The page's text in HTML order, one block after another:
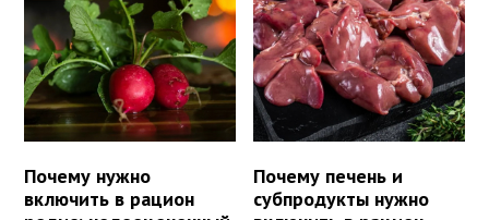
Почему нужно
включить в рацион
Почему печень и
субпродукты нужно